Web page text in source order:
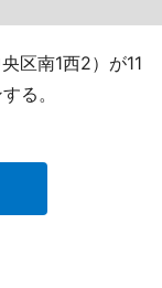
区南1西2）が11
る。